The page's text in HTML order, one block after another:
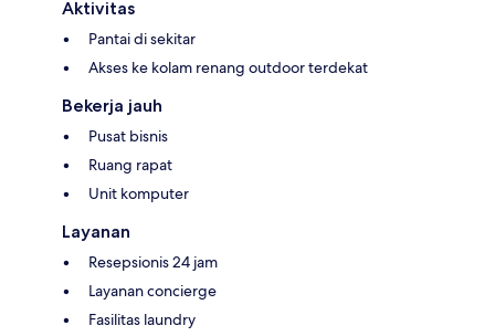
Aktivitas
Pantai di sekitar
Akses ke kolam renang outdoor terdekat
Bekerja jauh
Pusat bisnis
Ruang rapat
Unit komputer
Layanan
Resepsionis 24 jam
Layanan concierge
Fasilitas laundry